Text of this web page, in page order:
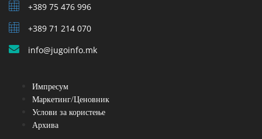
+389 75 476 996
+389 71 214 070
info@jugoinfo.mk
Импресум
Маркетинг/Ценовник
Услови за користење
Архива